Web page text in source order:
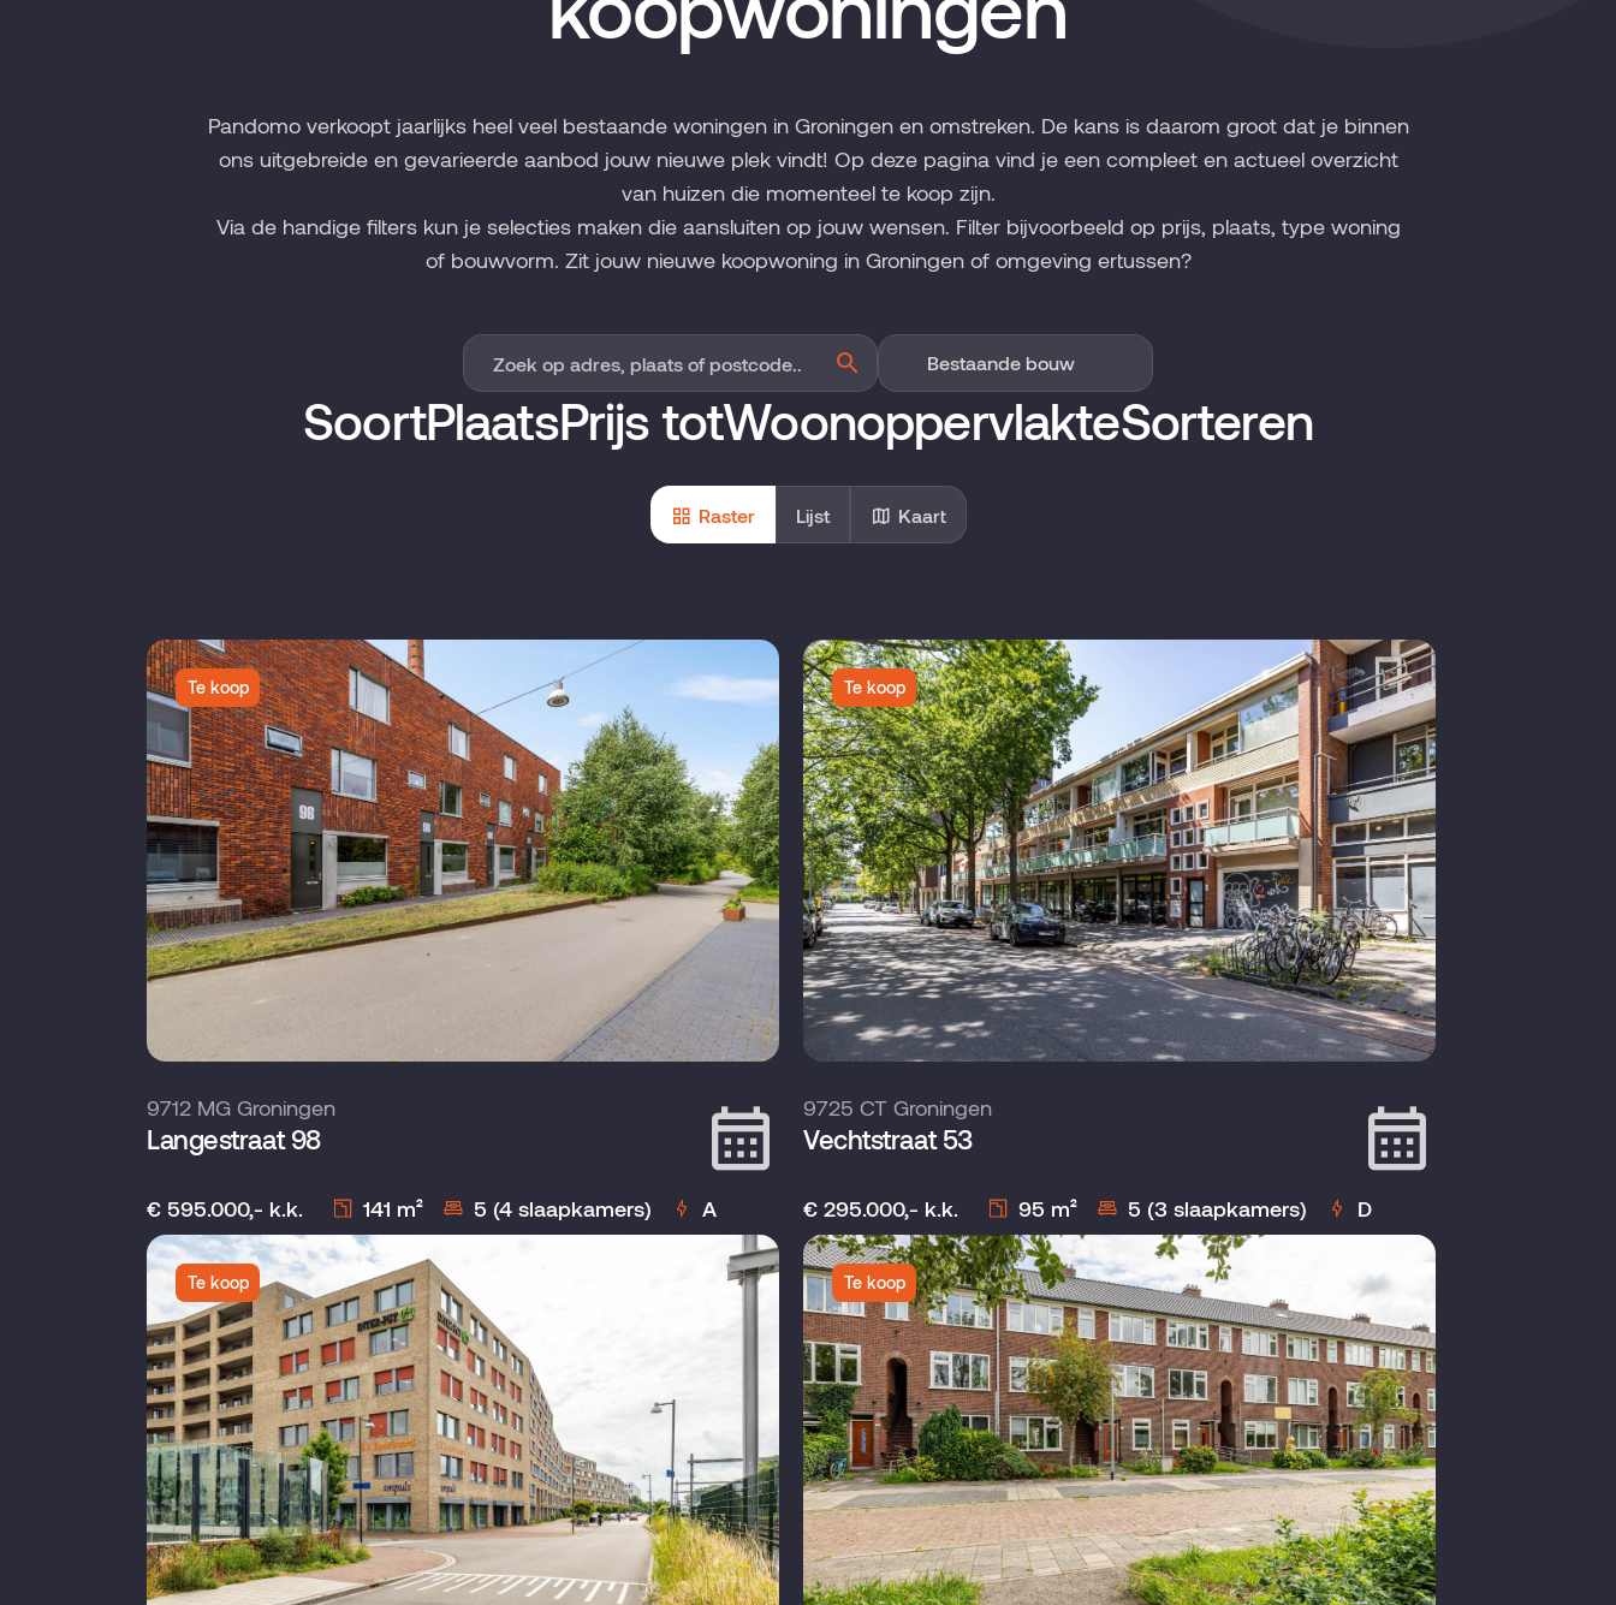
Pandomo verkoopt jaarlijks heel veel bestaande woningen in Groningen en omstreken. De kans is daarom groot dat je binnen
ons uitgebreide en gevarieerde aanbod jouw nieuwe plek vindt! Op deze pagina vind je een compleet en actueel overzicht
van huizen die momenteel te koop zijn.
Via de handige filters kun je selecties maken die aansluiten op jouw wensen. Filter bijvoorbeeld op prijs, plaats, type woning
of bouwvorm. Zit jouw nieuwe koopwoning in Groningen of omgeving ertussen?
SoortPlaatsPrijs totWoonoppervlakteSorteren
Raster Lijst Kaart
Te koop
9712 MG Groningen
Langestraat 98
€ 595.000,- k.k. 141 m² 5 (4 slaapkamers) A
Te koop
9725 CT Groningen
Vechtstraat 53
€ 295.000,- k.k. 95 m² 5 (3 slaapkamers) D
Te koop Te koop